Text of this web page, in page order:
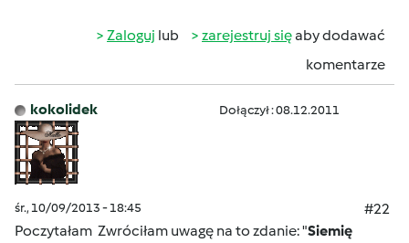
Zaloguj lub zarejestruj sięaby dodawać
komentarze
kokolidek Dołączył : 08.12.2011
śr., 10/09/2013 - 18:45
#22
Poczytałam Zwróciłam uwagę na to zdanie: "Siemię